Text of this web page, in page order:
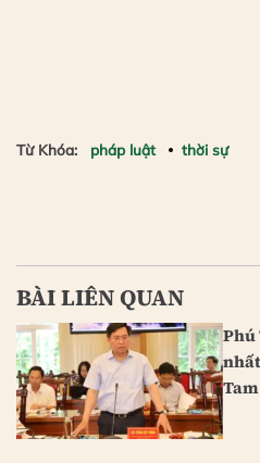
Từ Khóa: pháp luật thời sự
BÀI LIÊN QUAN
Phú